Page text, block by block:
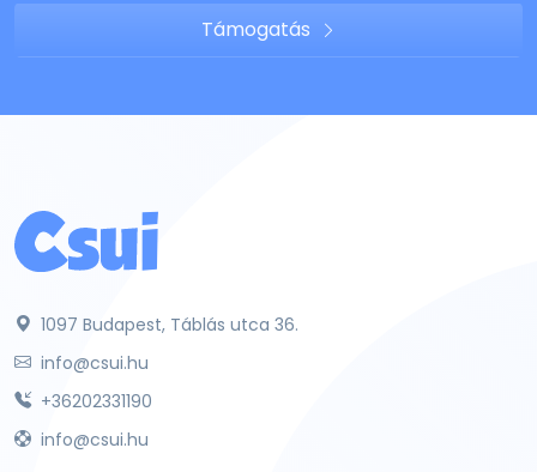
Támogatás
1097 Budapest, Táblás utca 36.
info@csui.hu
+36202331190
info@csui.hu